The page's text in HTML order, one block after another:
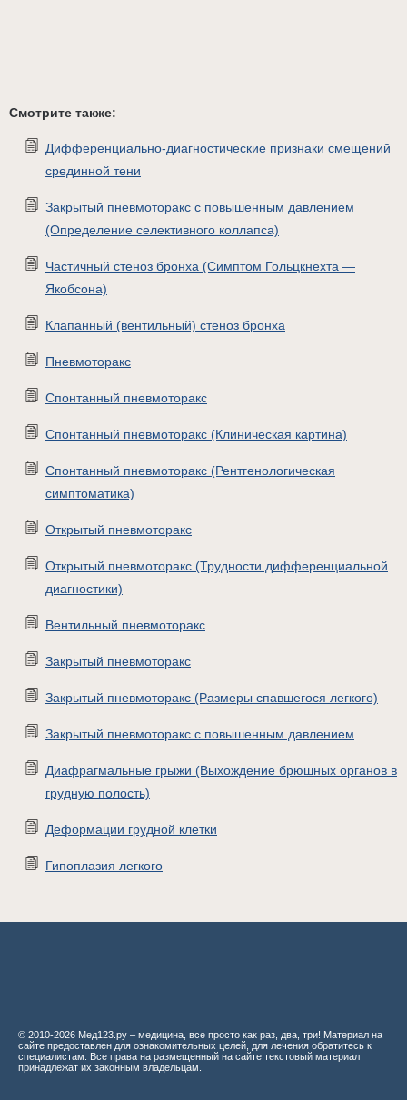
Смотрите также:
Дифференциально-диагностические признаки смещений
срединной тени
Закрытый пневмоторакс с повышенным давлением
(Определение селективного коллапса)
Частичный стеноз бронха (Симптом Гольцкнехта —
Якобсона)
Клапанный (вентильный) стеноз бронха
Пневмоторакс
Спонтанный пневмоторакс
Спонтанный пневмоторакс (Клиническая картина)
Спонтанный пневмоторакс (Рентгенологическая
симптоматика)
Открытый пневмоторакс
Открытый пневмоторакс (Трудности дифференциальной
диагностики)
Вентильный пневмоторакс
Закрытый пневмоторакс
Закрытый пневмоторакс (Размеры спавшегося легкого)
Закрытый пневмоторакс с повышенным давлением
Диафрагмальные грыжи (Выхождение брюшных органов в
грудную полость)
Деформации грудной клетки
Гипоплазия легкого
© 2010-2026 Мед123.ру – медицина, все просто как раз, два, три! Материал на
сайте предоставлен для ознакомительных целей, для лечения обратитесь к
специалистам. Все права на размещенный на сайте текстовый материал
принадлежат их законным владельцам.